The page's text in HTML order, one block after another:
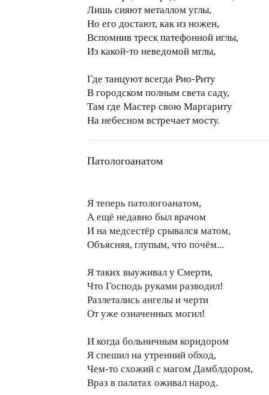
Лишь сияют металлом углы,
Но его достают, как из ножен,
Вспомнив треск патефонной иглы,
Из какой-то неведомой мглы,
Где танцуют всегда Рио-Риту
В городском полным света саду,
Там где Мастер свою Маргариту
На небесном встречает мосту.
Патологоанатом
Я теперь патологоанатом,
А ещё недавно был врачом
И на медсестёр срывался матом,
Объясняя, глупым, что почём...
Я таких выуживал у Смерти,
Что Господь руками разводил!
Разлетались ангелы и черти
От уже означенных могил!
И когда больничным коридором
Я спешил на утренний обход,
Чем-то схожий с магом Дамблдором,
Враз в палатах оживал народ.